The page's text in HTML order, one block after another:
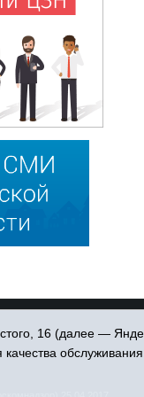
16 (далее —
обслуживания.